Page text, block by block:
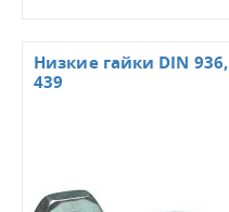
Низкие гайки DIN 936,
439